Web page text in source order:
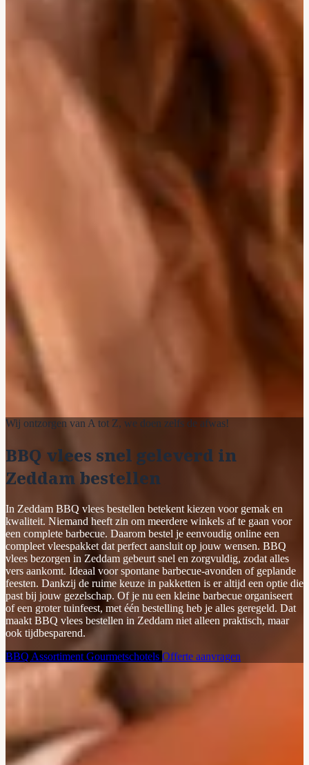
Wij ontzorgen van A tot Z, we doen zelfs de afwas!
BBQ vlees snel geleverd in
Zeddam bestellen
In Zeddam BBQ vlees bestellen betekent kiezen voor gemak en
kwaliteit. Niemand heeft zin om meerdere winkels af te gaan voor
een complete barbecue. Daarom bestel je eenvoudig online een
compleet vleespakket dat perfect aansluit op jouw wensen. BBQ
vlees bezorgen in Zeddam gebeurt snel en zorgvuldig, zodat alles
vers aankomt. Ideaal voor spontane barbecue-avonden of geplande
feesten. Dankzij de ruime keuze in pakketten is er altijd een optie die
past bij jouw gezelschap. Of je nu een kleine barbecue organiseert
of een groter tuinfeest, met één bestelling heb je alles geregeld. Dat
maakt BBQ vlees bestellen in Zeddam niet alleen praktisch, maar
ook tijdbesparend.
BBQ Assortiment Gourmetschotels Offerte aanvragen